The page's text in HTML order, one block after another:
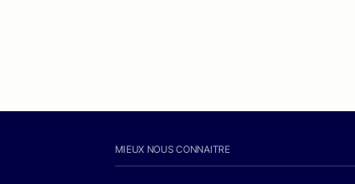
MIEUX NOUS CONNAITRE